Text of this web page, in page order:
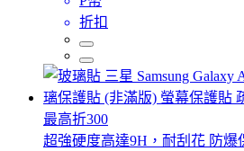
折扣
最高折300
超強硬度高達9H，耐刮花 防